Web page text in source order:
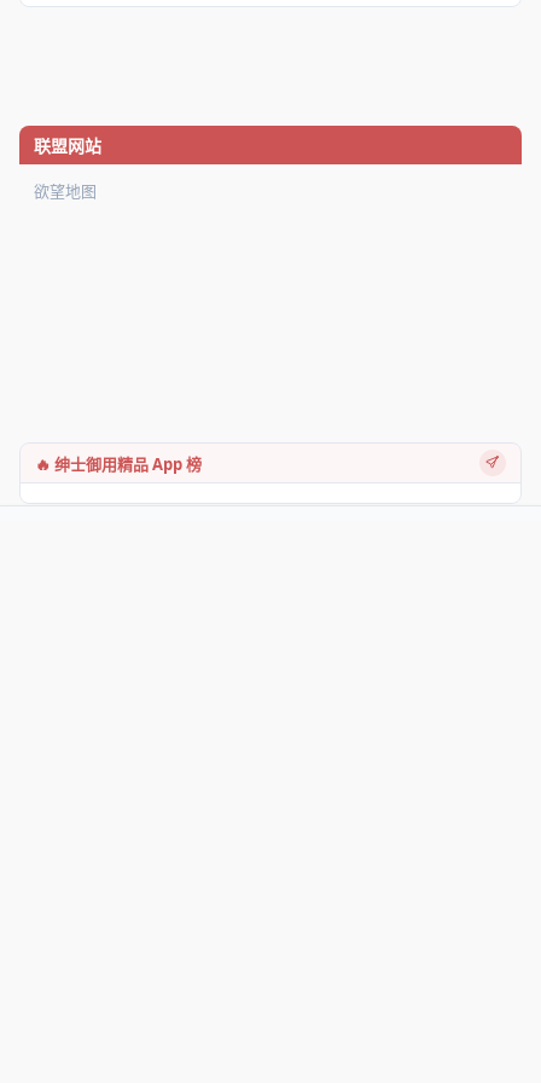
联盟网站
欲望地图
🔥 绅士御用精品 App 榜